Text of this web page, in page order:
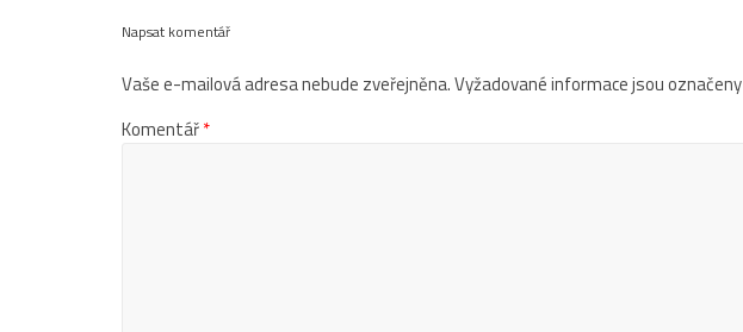
Napsat komentář
Vaše e-mailová adresa nebude zveřejněna.Vyžadované informace jsou označeny
Komentář*